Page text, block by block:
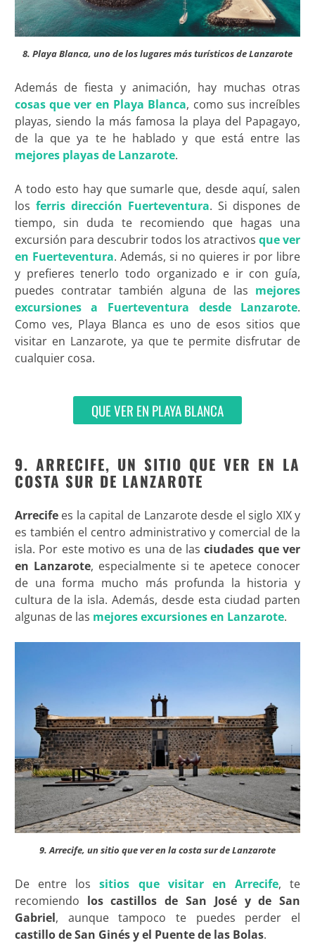
8. Playa Blanca, uno de los lugares más turísticos de Lanzarote
Además de fiesta y animación, hay muchas otras
cosas que ver en Playa Blanca, como sus increíbles
playas, siendo la más famosa la playa del Papagayo,
de la que ya te he hablado y que está entre las
mejores playas de Lanzarote.
A todo esto hay que sumarle que, desde aquí, salen
los ferris dirección Fuerteventura. Si dispones de
tiempo, sin duda te recomiendo que hagas una
excursión para descubrir todos los atractivosque ver
en Fuerteventura. Además, si no quieres ir por libre
y prefieres tenerlo todo organizado e ir con guía,
puedes contratar también alguna de las mejores
excursiones a Fuerteventura desde Lanzarote.
Como ves, Playa Blanca es uno de esos sitios que
visitar en Lanzarote, ya que te permite disfrutar de
cualquier cosa.
QUE VER EN PLAYA BLANCA
9. ARRECIFE, UN SITIO QUE VER EN LA
COSTA SUR DE LANZAROTE
Arrecifees la capital de Lanzarote desde el siglo XIX y
es también el centro administrativo y comercial de la
isla. Por este motivo es una de lasciudades que ver
en Lanzarote, especialmente si te apetece conocer
de una forma mucho más profunda la historia y
cultura de la isla. Además, desde esta ciudad parten
algunas de las mejores excursiones en Lanzarote.
9. Arrecife, un sitio que ver en la costa sur de Lanzarote
De entre lossitios que visitar en Arrecife, te
recomiendo los castillos de San José y de San
Gabriel, aunque tampoco te puedes perder el
castillo de San Ginés y el Puente de las Bolas.